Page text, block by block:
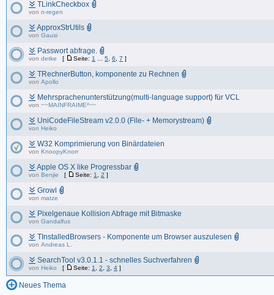
TLinkCheckbox
von n-regen
ApproxStrUtils
von Gausi
Passwort abfrage.
von detke [ Seite: 1 5 6 7 ]
TRechnerButton, komponente zu Rechnen
von Apollo
Mehrsprachenunterstützung(multi-language support) für VCL
von ~~MAINFRAIME²~~
UniCodeFileStream v2.0.0 (File- + Memorystream)
von Heiko
W32 Komprimierung von Binärdateien
von KnoopyKnorr
Apple OS X like Progressbar
von Benjie [ Seite: 1 2 ]
Growl
von matze
Pixelgenaue Kollision Abfrage mit Bitmaske
von Gandalfus
TInstalledBrowsers - Komponente um Browser auszulesen
von Andreas L.
SearchTool v3.0.1.1 - schnelles Suchverfahren
von Heiko [ Seite: 1 2 3 4 ]
Neues Thema